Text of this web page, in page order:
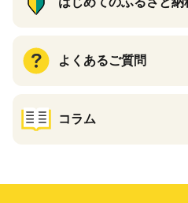
よくあるご質問
コラム